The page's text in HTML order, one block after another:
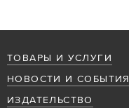
ТОВАРЫ И УСЛУГИ
НОВОСТИ И СОБЫТИЯ
ИЗДАТЕЛЬСТВО